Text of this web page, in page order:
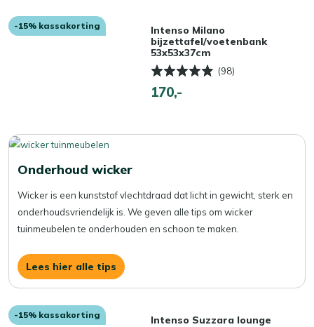
-15% kassakorting
Intenso Milano
bijzettafel/voetenbank
53x53x37cm
(98)
170,-
Onderhoud wicker
Wicker is een kunststof vlechtdraad dat licht in gewicht, sterk en
onderhoudsvriendelijk is. We geven alle tips om wicker
tuinmeubelen te onderhouden en schoon te maken.
Lees hier alle tips
-15% kassakorting
Intenso Suzzara lounge